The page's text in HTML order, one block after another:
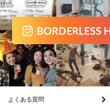
よくある質問